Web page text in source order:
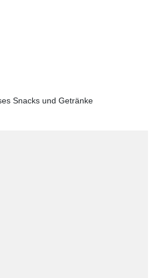
Snacks und Getränke